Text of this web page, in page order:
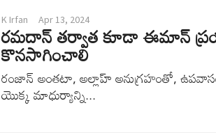
K Irfan Apr 13, 2024
రమదాన్ తర్వాత కూడా ఈమాన్
కొనసాగించాలి
రంజాన్ అంతటా, అల్లాహ్ అనుగ్రహంతో,
యొక్క మాధుర్యాన్ని...